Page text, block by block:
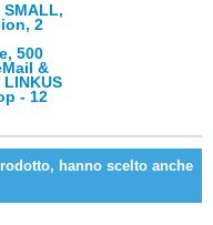
SMALL,
2
500
&
- 12
hanno scelto anche